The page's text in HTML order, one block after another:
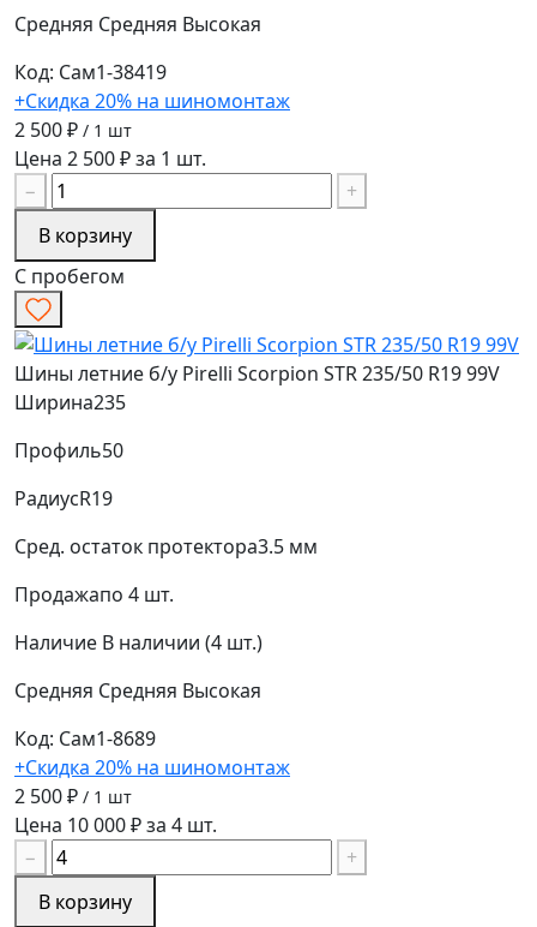
Средняя Средняя Высокая
Код: Сам1-38419
+Скидка 20% на шиномонтаж
2 500 ₽ / 1 шт
Цена 2 500 ₽ за 1 шт.
−
+
В корзину
С пробегом
Шины летние б/у Pirelli Scorpion STR 235/50 R19 99V
Ширина235
Профиль50
РадиусR19
Сред. остаток протектора3.5 мм
Продажапо 4 шт.
Наличие В наличии (4 шт.)
Средняя Средняя Высокая
Код: Сам1-8689
+Скидка 20% на шиномонтаж
2 500 ₽ / 1 шт
Цена 10 000 ₽ за 4 шт.
−
+
В корзину